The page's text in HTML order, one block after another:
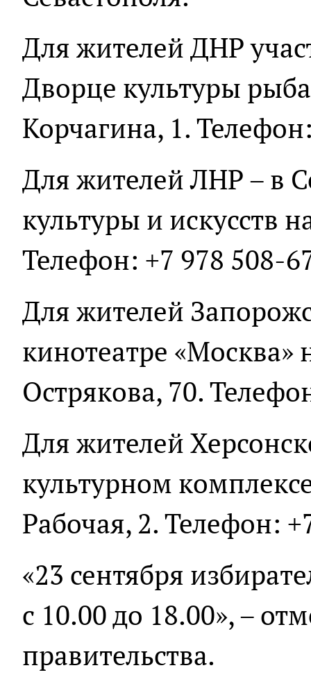
Для жителей ДНР
Дворце культуры
Корчагина, 1.
Для жителей ЛНР – в
культуры и искусств
Телефон: +7 978 508-
Для жителей
кинотеатре «Москва»
Острякова, 70.
Для жителей
культурном
Рабочая, 2. Телефон:
«23 сентября
с 10.00 до 18.00», –
правительства.